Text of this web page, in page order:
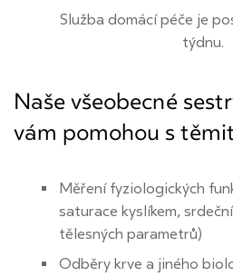
Služba domácí péče je
týdnu.
Naše všeobecné
vám pomohou s
Měření fyziologických
saturace kyslíkem,
tělesných parametrů)
Odběry krve a jiného